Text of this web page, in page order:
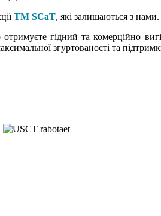
ТM SCaT, які залишаються з нами.
гідний та комерційно
згуртованості та